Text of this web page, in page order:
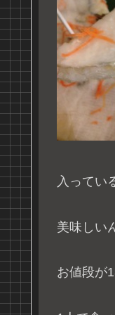
入ってい
美味しい
お値段が